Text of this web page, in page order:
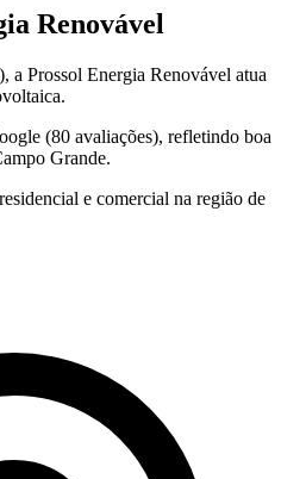
Renovável
a Prossol Energia Renovável atua
(80 avaliações), refletindo boa
Grande.
e comercial na região de